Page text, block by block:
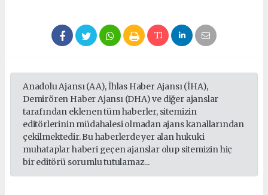
Anadolu Ajansı (AA), İhlas Haber Ajansı (İHA),
Demirören Haber Ajansı (DHA) ve diğer ajanslar
tarafından eklenen tüm haberler, sitemizin
editörlerinin müdahalesi olmadan ajans kanallarından
çekilmektedir. Bu haberlerde yer alan hukuki
muhataplar haberi geçen ajanslar olup sitemizin hiç
bir editörü sorumlu tutulamaz...